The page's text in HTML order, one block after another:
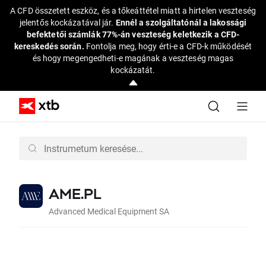
A CFD összetett eszköz, és a tőkeáttétel miatt a hirtelen veszteség
jelentős kockázatával jár. Ennél a szolgáltatónál a lakossági
befektetői számlák 77%-án veszteség keletkezik a CFD-
kereskedés során. Fontolja meg, hogy érti-e a CFD-k működését
és hogy megengedheti-e magának a veszteség magas
kockázatát.
AME.PL
Advanced Medical Equipment SA